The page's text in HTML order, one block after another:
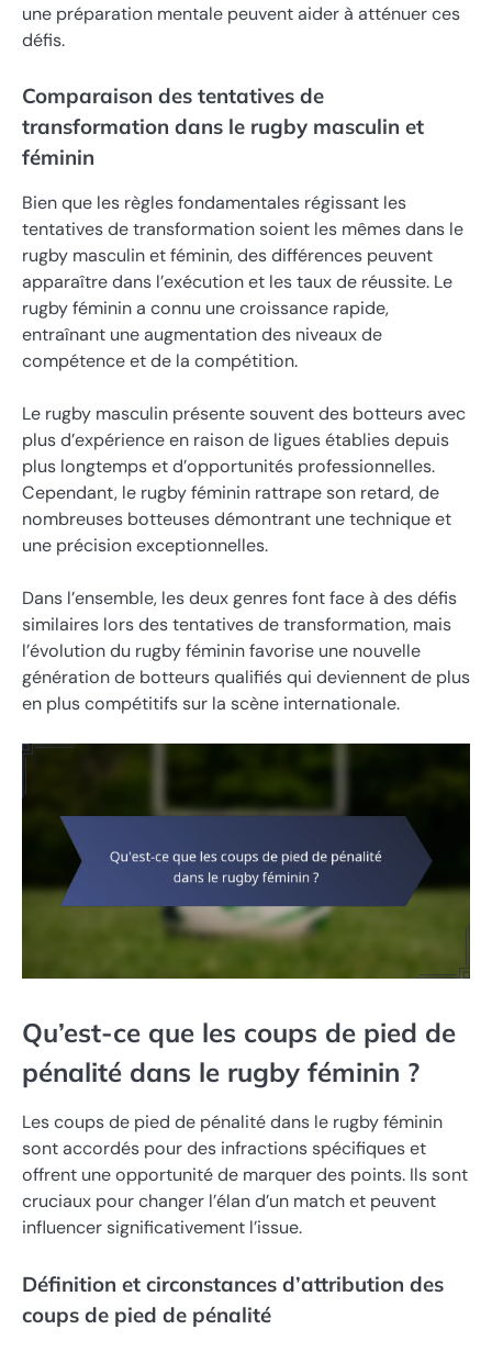
une préparation mentale peuvent aider à atténuer ces
défis.
Comparaison des tentatives de
transformation dans le rugby masculin et
féminin
Bien que les règles fondamentales régissant les
tentatives de transformation soient les mêmes dans le
rugby masculin et féminin, des différences peuvent
apparaître dans l’exécution et les taux de réussite. Le
rugby féminin a connu une croissance rapide,
entraînant une augmentation des niveaux de
compétence et de la compétition.
Le rugby masculin présente souvent des botteurs avec
plus d’expérience en raison de ligues établies depuis
plus longtemps et d’opportunités professionnelles.
Cependant, le rugby féminin rattrape son retard, de
nombreuses botteuses démontrant une technique et
une précision exceptionnelles.
Dans l’ensemble, les deux genres font face à des défis
similaires lors des tentatives de transformation, mais
l’évolution du rugby féminin favorise une nouvelle
génération de botteurs qualifiés qui deviennent de plus
en plus compétitifs sur la scène internationale.
Qu’est-ce que les coups de pied de
pénalité dans le rugby féminin ?
Les coups de pied de pénalité dans le rugby féminin
sont accordés pour des infractions spécifiques et
offrent une opportunité de marquer des points. Ils sont
cruciaux pour changer l’élan d’un match et peuvent
influencer significativement l’issue.
Définition et circonstances d’attribution des
coups de pied de pénalité